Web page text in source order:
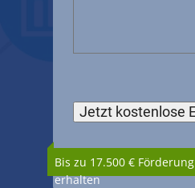
Bis zu 17.500 € Förderung
erhalten